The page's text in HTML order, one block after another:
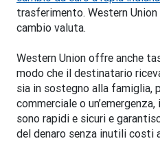
trasferimento. Western
cambio valuta.
Western Union offre anche
modo che il destinatario
sia in sostegno alla famiglia,
commerciale o
sono rapidi e sicuri e
del denaro senza inutili costi